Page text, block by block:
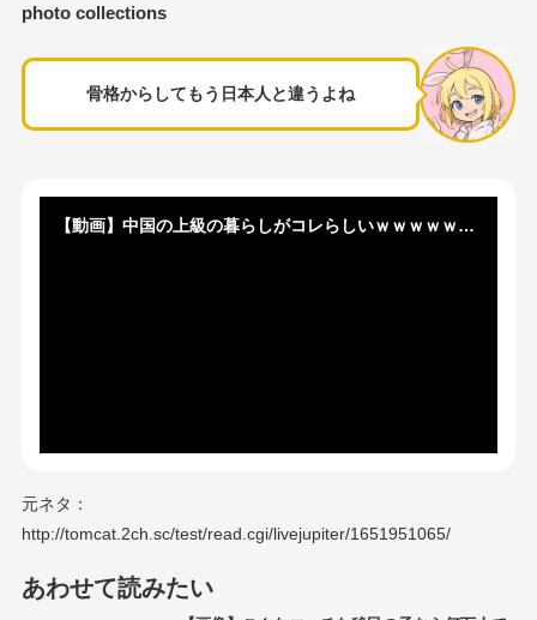
photo collections
骨格からしてもう日本人と違うよね
【動画】中国の上級の暮らしがコレらしいｗｗｗｗｗｗｗｗｗｗ
元ネタ：
http://tomcat.2ch.sc/test/read.cgi/livejupiter/1651951065/
あわせて読みたい